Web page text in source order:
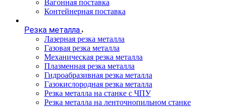
Вагонная поставка
Контейнерная поставка
Резка металла
Лазерная резка металла
Газовая резка металла
Механическая резка металла
Плазменная резка металла
Гидроабразивная резка металла
Газокислородная резка металла
Резка металла на станке с ЧПУ
Резка металла на ленточнопильном станке